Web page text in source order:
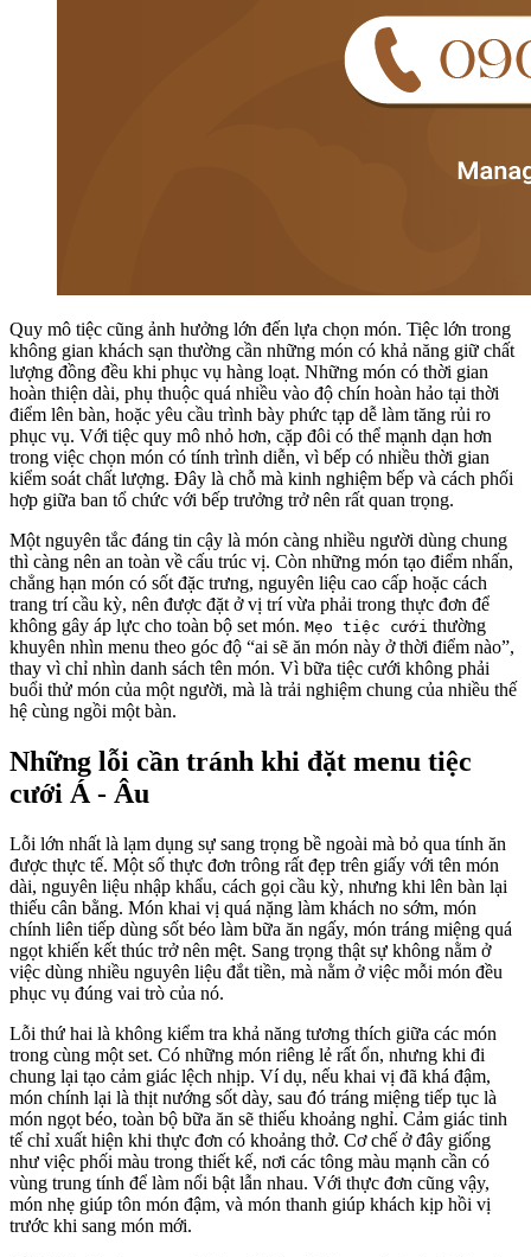
Quy mô tiệc cũng ảnh hưởng lớn đến lựa chọn món. Tiệc lớn trong
không gian khách sạn thường cần những món có khả năng giữ chất
lượng đồng đều khi phục vụ hàng loạt. Những món có thời gian
hoàn thiện dài, phụ thuộc quá nhiều vào độ chín hoàn hảo tại thời
điểm lên bàn, hoặc yêu cầu trình bày phức tạp dễ làm tăng rủi ro
phục vụ. Với tiệc quy mô nhỏ hơn, cặp đôi có thể mạnh dạn hơn
trong việc chọn món có tính trình diễn, vì bếp có nhiều thời gian
kiểm soát chất lượng. Đây là chỗ mà kinh nghiệm bếp và cách phối
hợp giữa ban tổ chức với bếp trưởng trở nên rất quan trọng.
Một nguyên tắc đáng tin cậy là món càng nhiều người dùng chung
thì càng nên an toàn về cấu trúc vị. Còn những món tạo điểm nhấn,
chẳng hạn món có sốt đặc trưng, nguyên liệu cao cấp hoặc cách
trang trí cầu kỳ, nên được đặt ở vị trí vừa phải trong thực đơn để
không gây áp lực cho toàn bộ set món. Mẹo tiệc cưới thường
khuyên nhìn menu theo góc độ “ai sẽ ăn món này ở thời điểm nào”,
thay vì chỉ nhìn danh sách tên món. Vì bữa tiệc cưới không phải
buổi thử món của một người, mà là trải nghiệm chung của nhiều thế
hệ cùng ngồi một bàn.
Những lỗi cần tránh khi đặt menu tiệc
cưới Á - Âu
Lỗi lớn nhất là lạm dụng sự sang trọng bề ngoài mà bỏ qua tính ăn
được thực tế. Một số thực đơn trông rất đẹp trên giấy với tên món
dài, nguyên liệu nhập khẩu, cách gọi cầu kỳ, nhưng khi lên bàn lại
thiếu cân bằng. Món khai vị quá nặng làm khách no sớm, món
chính liên tiếp dùng sốt béo làm bữa ăn ngấy, món tráng miệng quá
ngọt khiến kết thúc trở nên mệt. Sang trọng thật sự không nằm ở
việc dùng nhiều nguyên liệu đắt tiền, mà nằm ở việc mỗi món đều
phục vụ đúng vai trò của nó.
Lỗi thứ hai là không kiểm tra khả năng tương thích giữa các món
trong cùng một set. Có những món riêng lẻ rất ổn, nhưng khi đi
chung lại tạo cảm giác lệch nhịp. Ví dụ, nếu khai vị đã khá đậm,
món chính lại là thịt nướng sốt dày, sau đó tráng miệng tiếp tục là
món ngọt béo, toàn bộ bữa ăn sẽ thiếu khoảng nghỉ. Cảm giác tinh
tế chỉ xuất hiện khi thực đơn có khoảng thở. Cơ chế ở đây giống
như việc phối màu trong thiết kế, nơi các tông màu mạnh cần có
vùng trung tính để làm nổi bật lẫn nhau. Với thực đơn cũng vậy,
món nhẹ giúp tôn món đậm, và món thanh giúp khách kịp hồi vị
trước khi sang món mới.